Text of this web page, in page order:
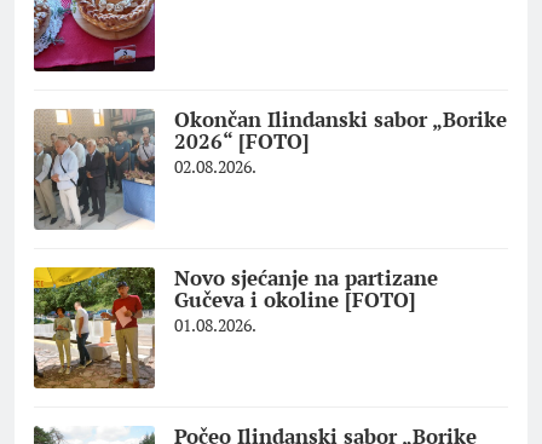
Okončan Ilindanski sabor „Borike
2026“ [FOTO]
02.08.2026.
Novo sjećanje na partizane
Gučeva i okoline [FOTO]
01.08.2026.
Počeo Ilindanski sabor „Borike